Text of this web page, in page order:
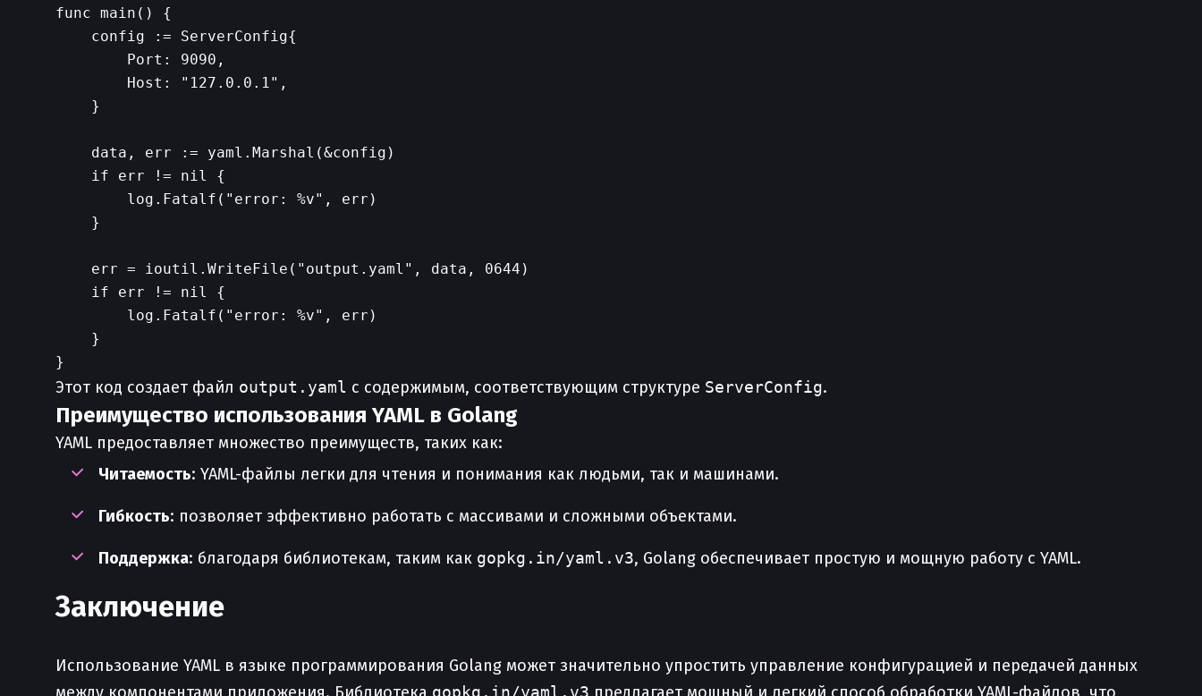
func main() {
    config := ServerConfig{
        Port: 9090,
        Host: "127.0.0.1",
    }
    data, err := yaml.Marshal(&config)
    if err != nil {
        log.Fatalf("error: %v", err)
    }
    err = ioutil.WriteFile("output.yaml", data, 0644)
    if err != nil {
        log.Fatalf("error: %v", err)
    }
Этот код создает файл output.yaml с содержимым, соответствующим структуре ServerConfig.
Преимущество использования YAML в Golang
YAML предоставляет множество преимуществ, таких как:
Читаемость: YAML-файлы легки для чтения и понимания как людьми, так и машинами.
Гибкость: позволяет эффективно работать с массивами и сложными объектами.
Поддержка: благодаря библиотекам, таким как gopkg.in/yaml.v3, Golang обеспечивает простую и мощную работу с YAML.
Заключение
Использование YAML в языке программирования Golang может значительно упростить управление конфигурацией и передачей данных
gopkg.in/yaml.v3